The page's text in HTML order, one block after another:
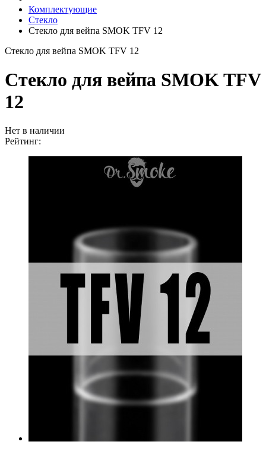
Комплектующие
Стекло
Стекло для вейпа SMOK TFV 12
Стекло для вейпа SMOK TFV 12
Стекло для вейпа SMOK TFV
12
Нет в наличии
Рейтинг: